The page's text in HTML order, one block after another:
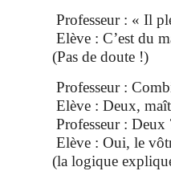
Professeur : « Il
Elève : C’est du
(Pas de doute !)
Professeur :
Elève : Deux,
Professeur : Deux
Elève : Oui, le
(la logique